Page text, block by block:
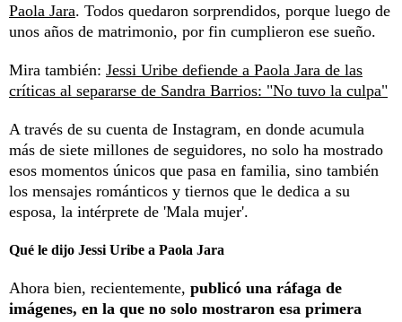
Paola Jara. Todos quedaron sorprendidos, porque luego de
unos años de matrimonio, por fin cumplieron ese sueño.
Mira también: Jessi Uribe defiende a Paola Jara de las
críticas al separarse de Sandra Barrios: "No tuvo la culpa"
A través de su cuenta de Instagram, en donde acumula
más de siete millones de seguidores, no solo ha mostrado
esos momentos únicos que pasa en familia, sino también
los mensajes románticos y tiernos que le dedica a su
esposa, la intérprete de 'Mala mujer'.
Qué le dijo Jessi Uribe a Paola Jara
Ahora bien, recientemente, publicó una ráfaga de
imágenes, en la que no solo mostraron esa primera